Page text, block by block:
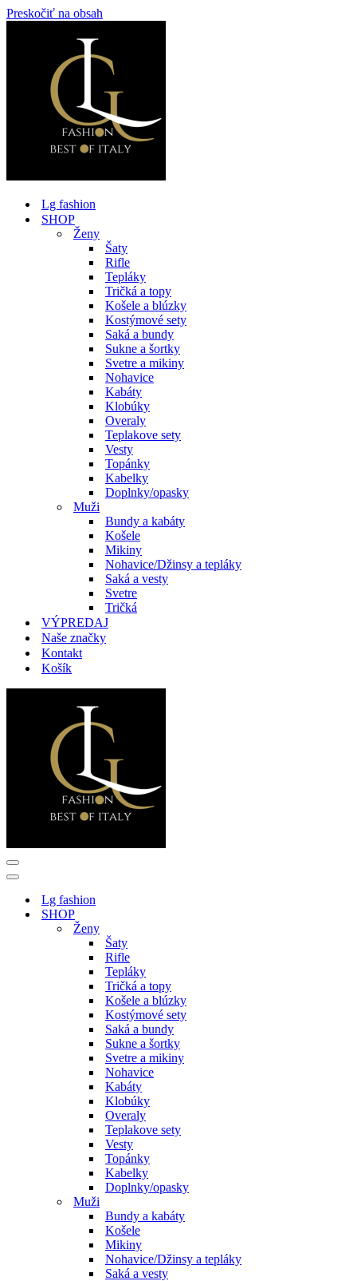
Preskočiť na obsah
Lg fashion
SHOP
Ženy
Šaty
Rifle
Tepláky
Tričká a topy
Košele a blúzky
Kostýmové sety
Saká a bundy
Sukne a šortky
Svetre a mikiny
Nohavice
Kabáty
Klobúky
Overaly
Teplakove sety
Vesty
Topánky
Kabelky
Doplnky/opasky
Muži
Bundy a kabáty
Košele
Mikiny
Nohavice/Džinsy a tepláky
Saká a vesty
Svetre
Tričká
VÝPREDAJ
Naše značky
Kontakt
Košík
Menu
navigácie
Menu
navigácieLg fashion
SHOP
Ženy
Šaty
Rifle
Tepláky
Tričká a topy
Košele a blúzky
Kostýmové sety
Saká a bundy
Sukne a šortky
Svetre a mikiny
Nohavice
Kabáty
Klobúky
Overaly
Teplakove sety
Vesty
Topánky
Kabelky
Doplnky/opasky
Muži
Bundy a kabáty
Košele
Mikiny
Nohavice/Džinsy a tepláky
Saká a vesty